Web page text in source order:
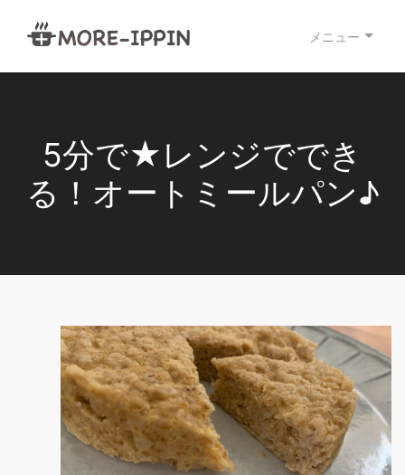
メニュー
5分で★レンジででき
る！オートミールパン♪